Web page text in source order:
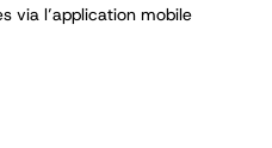
via l’application mobile